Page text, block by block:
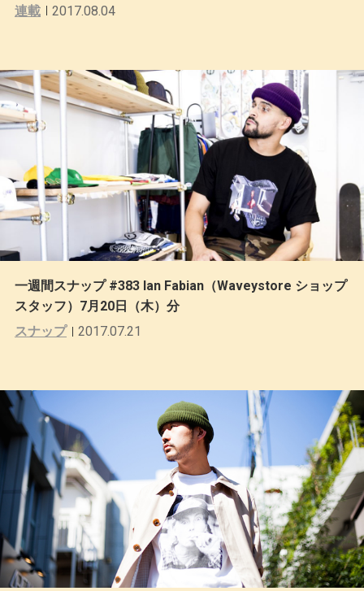
連載
2017.08.04
一週間スナップ #383 Ian Fabian（Waveystore ショップ
スタッフ）7月20日（木）分
スナップ
2017.07.21